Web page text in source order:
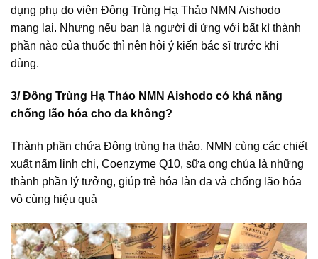
dụng phụ do viên Đông Trùng Hạ Thảo NMN Aishodo
mang lại. Nhưng nếu bạn là người dị ứng với bất kì thành
phần nào của thuốc thì nên hỏi ý kiến bác sĩ trước khi
dùng.
3/ Đông Trùng Hạ Thảo NMN Aishodo có khả năng
chống lão hóa cho da không?
Thành phần chứa Đông trùng hạ thảo, NMN cùng các chiết
xuất nấm linh chi, Coenzyme Q10, sữa ong chúa là những
thành phần lý tưởng, giúp trẻ hóa làn da và chống lão hóa
vô cùng hiệu quả